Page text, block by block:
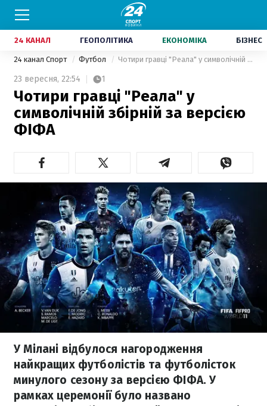
24 КАНАЛ ГЕОПОЛІТИКА ЕКОНОМІКА БІЗНЕС
24 канал Спорт Футбол Чотири гравці "Реала" у символічній збірній за версією ФІФА
23 вересня, 22:54 1
Чотири гравці "Реала" у
символічній збірній за версією
ФІФА
У Мілані відбулося нагородження
найкращих футболістів та футболісток
минулого сезону за версією ФІФА. У
рамках церемонії було названо